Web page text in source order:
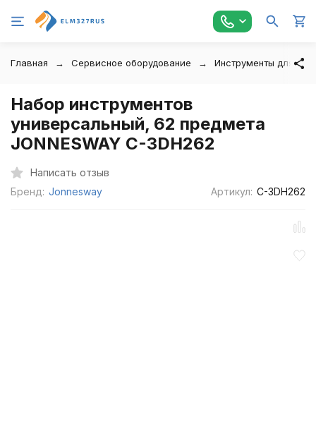
Главная Сервисное оборудование Инструменты для
Набор инструментов
универсальный, 62 предмета
JONNESWAY C-3DH262
Написать отзыв
Бренд: Jonnesway Артикул: C-3DH262